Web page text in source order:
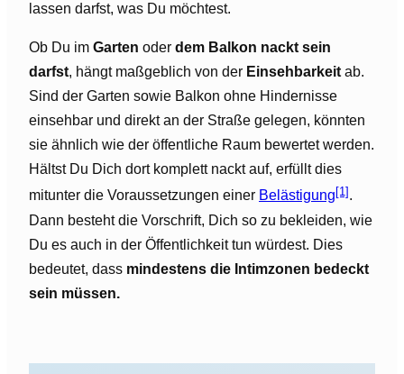
lassen darfst, was Du möchtest.
Ob Du im Garten oder dem Balkon nackt sein
darfst, hängt maßgeblich von der Einsehbarkeit ab.
Sind der Garten sowie Balkon ohne Hindernisse
einsehbar und direkt an der Straße gelegen, könnten
sie ähnlich wie der öffentliche Raum bewertet werden.
Hältst Du Dich dort komplett nackt auf, erfüllt dies
mitunter die Voraussetzungen einer Belästigung[1].
Dann besteht die Vorschrift, Dich so zu bekleiden, wie
Du es auch in der Öffentlichkeit tun würdest. Dies
bedeutet, dass mindestens die Intimzonen bedeckt
sein müssen.